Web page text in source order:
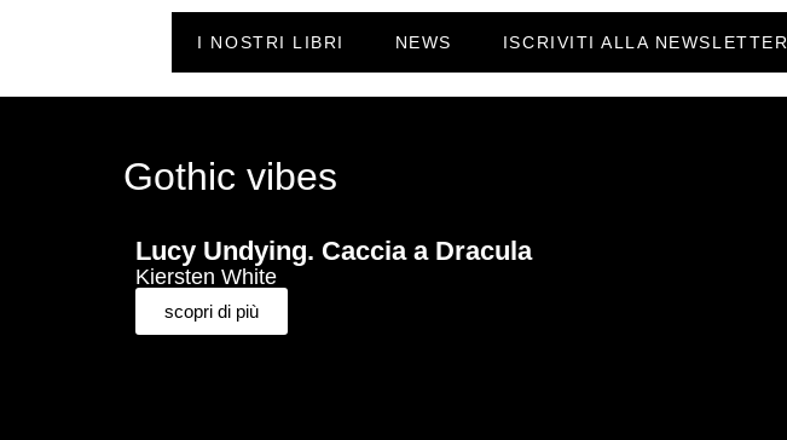
I NOSTRI LIBRI NEWS ISCRIVITI ALLA NEWSLETTER
Gothic vibes
Lucy Undying. Caccia a Dracula
Kiersten White
scopri di più